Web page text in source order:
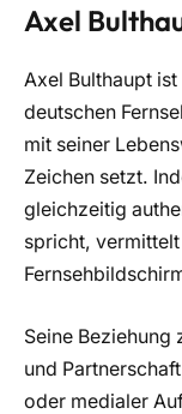
Axel
Axel Bulthaupt
deutschen
mit seiner
Zeichen setzt.
gleichzeitig
spricht,
Seine Beziehung
und
oder medialer